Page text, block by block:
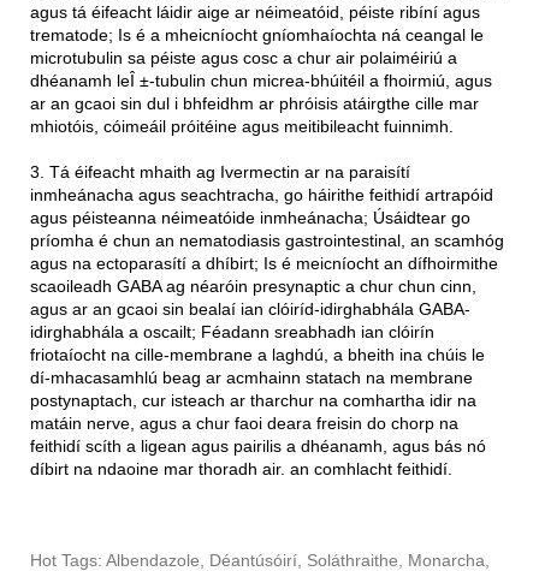
agus tá éifeacht láidir aige ar néimeatóid, péiste ribíní agus
trematode; Is é a mheicníocht gníomhaíochta ná ceangal le
microtubulin sa péiste agus cosc ​​a chur air polaiméiriú a
dhéanamh leÎ ±-tubulin chun micrea-bhúitéil a fhoirmiú, agus
ar an gcaoi sin dul i bhfeidhm ar phróisis atáirgthe cille mar
mhiotóis, cóimeáil próitéine agus meitibileacht fuinnimh.
3. Tá éifeacht mhaith ag Ivermectin ar na paraisítí
inmheánacha agus seachtracha, go háirithe feithidí artrapóid
agus péisteanna néimeatóide inmheánacha; Úsáidtear go
príomha é chun an nematodiasis gastrointestinal, an scamhóg
agus na ectoparasítí a dhíbirt; Is é meicníocht an dífhoirmithe
scaoileadh GABA ag néaróin presynaptic a chur chun cinn,
agus ar an gcaoi sin bealaí ian clóiríd-idirghabhála GABA-
idirghabhála a oscailt; Féadann sreabhadh ian clóirín
friotaíocht na cille-membrane a laghdú, a bheith ina chúis le
dí-mhacasamhlú beag ar acmhainn statach na membrane
postynaptach, cur isteach ar tharchur na comhartha idir na
matáin nerve, agus a chur faoi deara freisin do chorp na
feithidí scíth a ligean agus pairilis a dhéanamh, agus bás nó
díbirt na ndaoine mar thoradh air. an comhlacht feithidí.
Hot Tags: Albendazole, Déantúsóirí, Soláthraithe, Monarcha,